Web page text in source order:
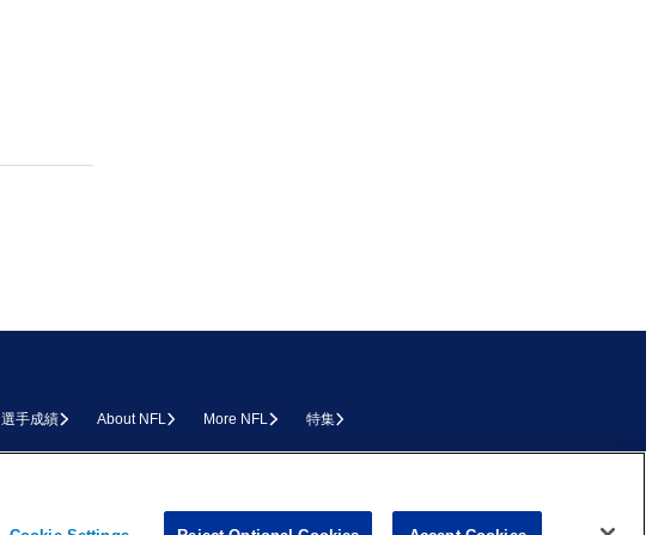
選手成績 About NFL More NFL 特集